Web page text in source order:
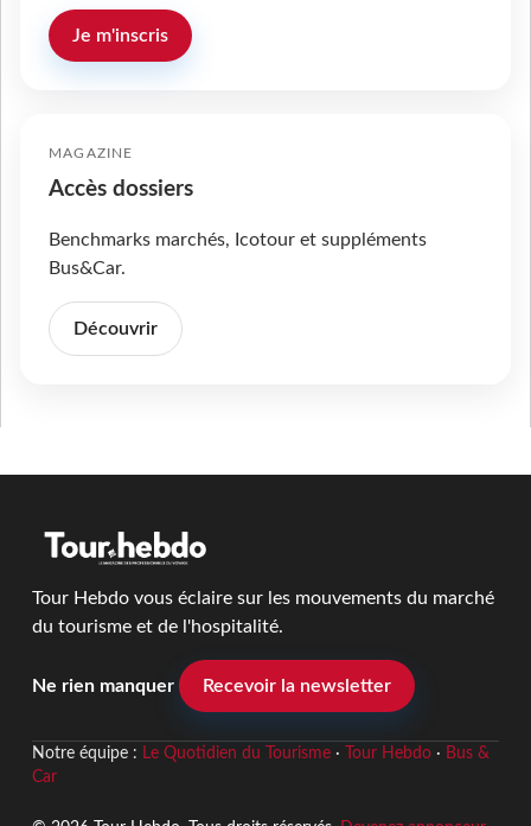
Je m'inscris
MAGAZINE
Accès dossiers
Benchmarks marchés, Icotour et suppléments
Bus&Car.
Découvrir
Tour Hebdo vous éclaire sur les mouvements du marché
du tourisme et de l'hospitalité.
Ne rien manquer Recevoir la newsletter
Notre équipe : Le Quotidien du Tourisme· Tour Hebdo· Bus &
Car